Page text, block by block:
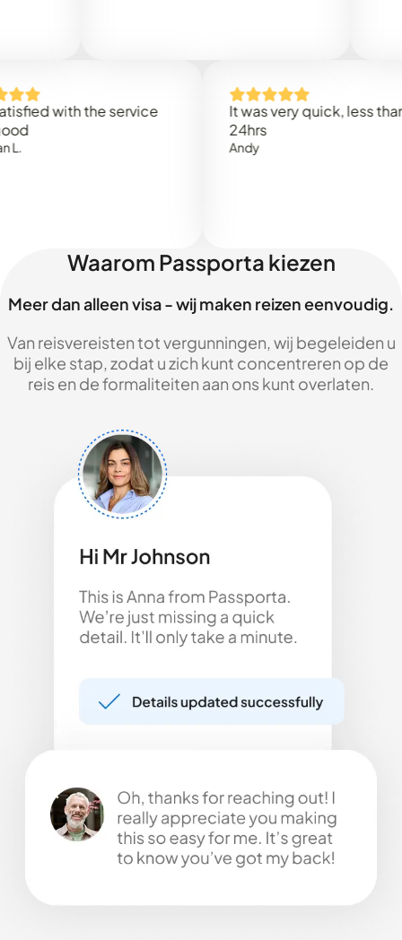
with the service
It was very quick, less than
Waarom Passporta kiezen
Meer dan alleen visa - wij maken reizen eenvoudig.
Van reisvereisten tot vergunningen, wij begeleiden u
bij elke stap, zodat u zich kunt concentreren op de
reis en de formaliteiten aan ons kunt overlaten.